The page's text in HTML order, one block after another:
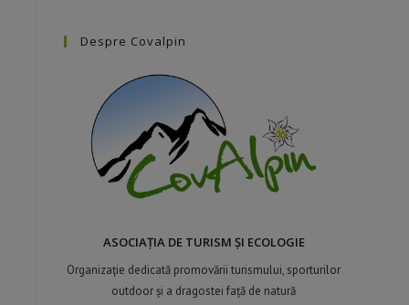
Despre Covalpin
ASOCIAȚIA DE TURISM ȘI ECOLOGIE
Organizație dedicată promovării turismului, sporturilor
outdoor și a dragostei față de natură